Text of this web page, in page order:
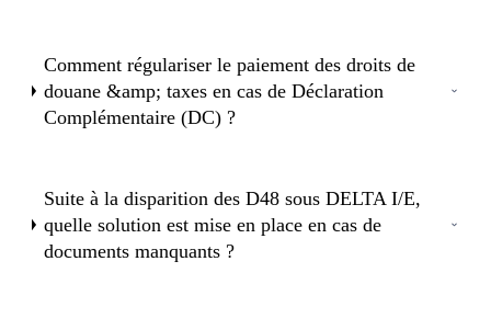
Comment régulariser le paiement des droits de
douane &amp; taxes en cas de Déclaration
Complémentaire (DC) ?
Suite à la disparition des D48 sous DELTA I/E,
quelle solution est mise en place en cas de
documents manquants ?